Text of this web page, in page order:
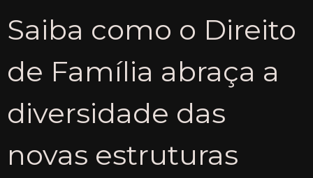
Saiba como o Direito
de Família abraça a
diversidade das
novas estruturas